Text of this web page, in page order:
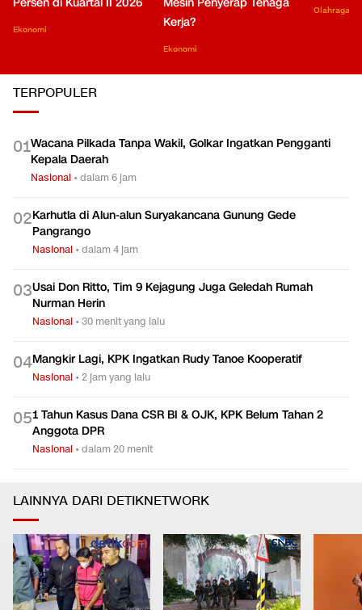
Ekonomi
Kerja?
Ekonomi
Olahraga
TERPOPULER
01Wacana Pilkada Tanpa Wakil, Golkar Ingatkan Pengganti
Kepala Daerah
Nasional •dalam 6 jam
02Karhutla di Alun-alun Suryakancana Gunung Gede
Pangrango
Nasional •dalam 4 jam
03Usai Don Ritto, Tim 9 Kejagung Juga Geledah Rumah
Nurman Herin
Nasional •30 menit yang lalu
04Mangkir Lagi, KPK Ingatkan Rudy Tanoe Kooperatif
Nasional •2 jam yang lalu
051 Tahun Kasus Dana CSR BI & OJK, KPK Belum Tahan 2
Anggota DPR
Nasional •dalam 20 menit
LAINNYA DARI DETIKNETWORK